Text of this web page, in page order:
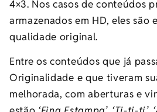
4×3. Nos casos de conteúdos
armazenados em HD, eles são
qualidade original.
Entre os conteúdos que já
Originalidade e que tiveram
melhorada, com aberturas e